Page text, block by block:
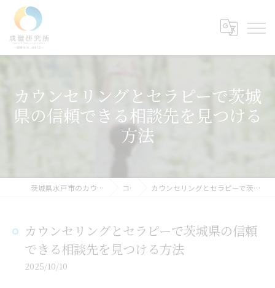
カウンセリングとセラピーで茨城
県の信頼できる相談先を見つける
方法
茨城県水戸市のカウンセリングなら成健研究所 コラム カウンセリングとセラピーで茨城県の信頼できる相談先を見つける方法
カウンセリングとセラピーで茨城県の信頼
できる相談先を見つける方法
2025/10/10